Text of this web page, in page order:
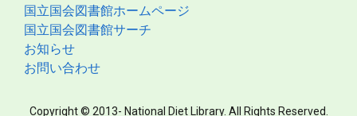
国立国会図書館ホームページ
国立国会図書館サーチ
お知らせ
お問い合わせ
Copyright © 2013- National Diet Library. All Rights Reserved.